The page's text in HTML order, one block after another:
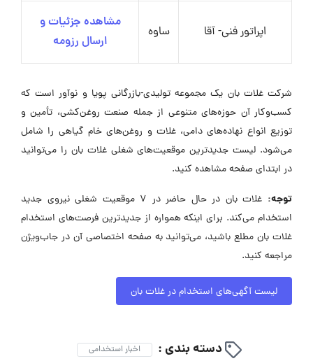
اپراتور فنی- آقا ساوه
مشاهده جزئیات و
ارسال رزومه
شرکت غلات بان یک مجموعه تولیدی-بازرگانی پویا و نوآور است که
کسب‌وکار آن حوزه‌های متنوعی از جمله صنعت روغن‌کشی، تأمین و
توزیع انواع نهاده‌های دامی، غلات و روغن‌های خام گیاهی را شامل
می‌شود. لیست جدیدترین موقعیت‌های شغلی غلات بان را می‌توانید
در ابتدای صفحه مشاهده کنید.
توجه:
غلات بان در حال حاضر در ۷ موقعیت شغلی نیروی جدید
استخدام می‌کند. برای اینکه همواره از جدیدترین فرصت‌های استخدام
غلات بان مطلع باشید، می‌توانید به صفحه اختصاصی آن در جاب‌ویژن
مراجعه کنید.
لیست آگهی‌های استخدام در غلات بان
دسته بندی : اخبار استخدامی